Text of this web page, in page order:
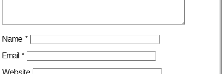
Name *
Email *